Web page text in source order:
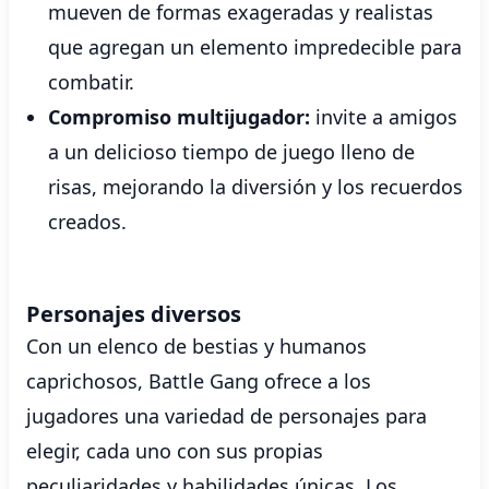
mueven de formas exageradas y realistas
que agregan un elemento impredecible para
combatir.
Compromiso multijugador: invite a amigos
a un delicioso tiempo de juego lleno de
risas, mejorando la diversión y los recuerdos
creados.
Personajes diversos
Con un elenco de bestias y humanos
caprichosos, Battle Gang ofrece a los
jugadores una variedad de personajes para
elegir, cada uno con sus propias